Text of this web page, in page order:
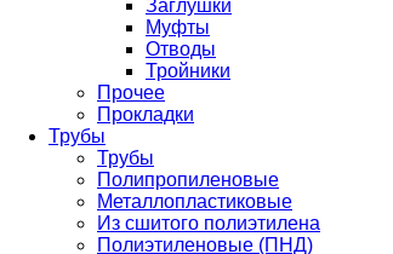
Заглушки
Муфты
Отводы
Тройники
Прочее
Прокладки
Трубы
Трубы
Полипропиленовые
Металлопластиковые
Из сшитого полиэтилена
Полиэтиленовые (ПНД)